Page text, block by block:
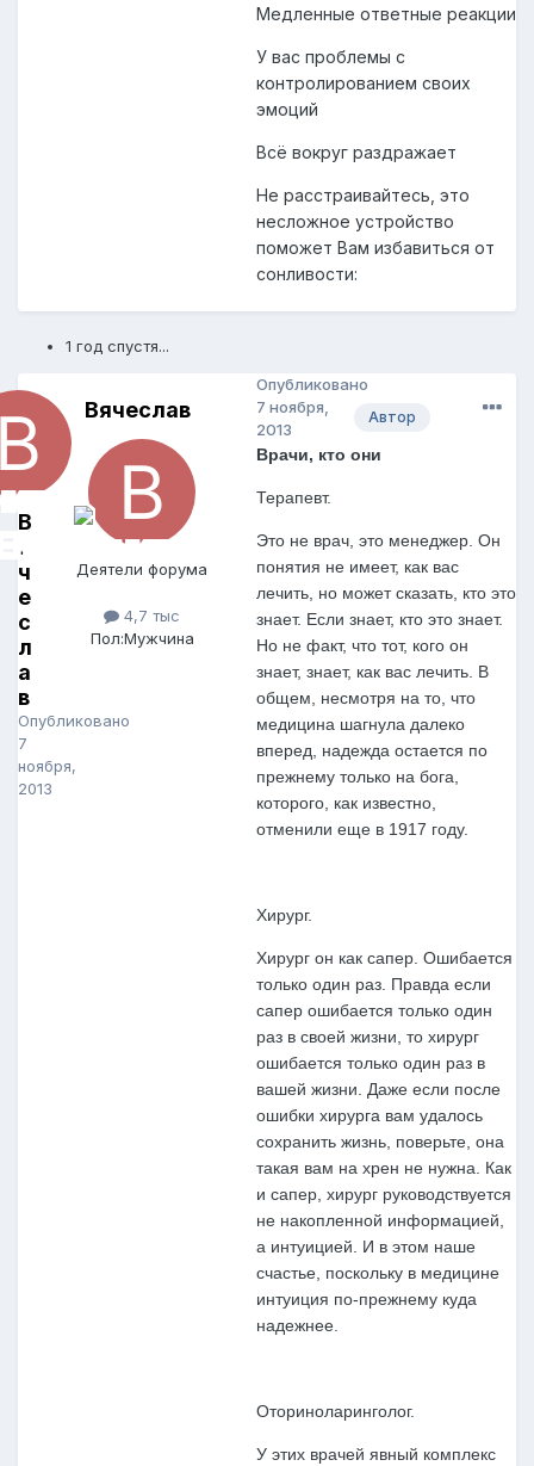
Медленные ответные реакции
У вас проблемы с
контролированием своих
эмоций
Всё вокруг раздражает
Не расстраивайтесь, это
несложное устройство
поможет Вам избавиться от
сонливости:
1 год спустя...
В
я
ч
е
с
л
а
в
Опубликовано
7
ноября,
2013
Вячеслав
Деятели форума
4,7 тыс
Пол:Мужчина
Автор
Опубликовано
7 ноября,
2013
Врачи, кто они
Терапевт.
Это не врач, это менеджер. Он
понятия не имеет, как вас
лечить, но может сказать, кто это
знает. Если знает, кто это знает.
Но не факт, что тот, кого он
знает, знает, как вас лечить. В
общем, несмотря на то, что
медицина шагнула далеко
вперед, надежда остается по
прежнему только на бога,
которого, как известно,
отменили еще в 1917 году.
Хирург.
Хирург он как сапер. Ошибается
только один раз. Правда если
сапер ошибается только один
раз в своей жизни, то хирург
ошибается только один раз в
вашей жизни. Даже если после
ошибки хирурга вам удалось
сохранить жизнь, поверьте, она
такая вам на хрен не нужна. Как
и сапер, хирург руководствуется
не накопленной информацией,
а интуицией. И в этом наше
счастье, поскольку в медицине
интуиция по-прежнему куда
надежнее.
Оториноларинголог.
У этих врачей явный комплекс